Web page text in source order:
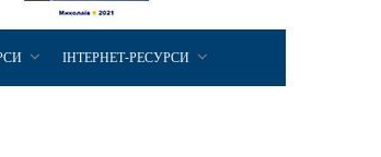
ІНТЕРНЕТ-РЕСУРСИ